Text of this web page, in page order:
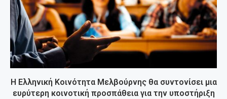
Η Ελληνική Κοινότητα Μελβούρνης θα συντονίσει μια
ευρύτερη κοινοτική προσπάθεια για την υποστήριξη